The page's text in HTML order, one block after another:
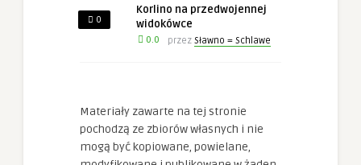
0
Korlino na przedwojennej
widokówce
0.0 przez Sławno = Schlawe
Materiały zawarte na tej stronie
pochodzą ze zbiorów własnych i nie
mogą być kopiowane, powielane,
Jeśli odrzucisz te
niektóre funkcje
znikną ze strony